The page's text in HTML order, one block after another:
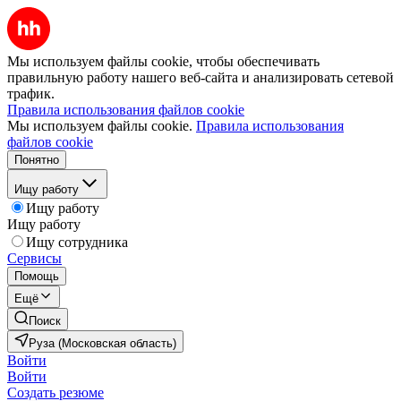
Мы используем файлы cookie, чтобы обеспечивать
правильную работу нашего веб-сайта и анализировать сетевой
трафик.
Правила использования файлов cookie
Мы используем файлы cookie. Правила использования
файлов cookie
Понятно
Ищу работу
Ищу работу
Ищу работу
Ищу сотрудника
Сервисы
Помощь
Ещё
Поиск
Руза (Московская область)
Войти
Войти
Создать резюме